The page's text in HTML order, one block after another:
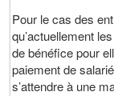
Pour le cas des
qu’actuellement
de bénéfice pour
paiement de
s’attendre à une